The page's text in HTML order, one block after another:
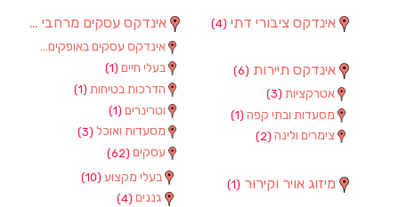
אינדקס עסקים מרחבי (97)
אינדקס עסקים באופקים (8)
בעלי חיים (1)
הדרכות בטיחות (1)
וטרינרים (1)
מסעדות ואוכל (3)
עסקים (62)
בעלי מקצוע (10)
גננים (4)
אינדקס ציבורי דתי (4)
אינדקס תיירות (6)
אטרקציות (3)
מסעדות ובתי קפה (1)
צימרים ולינה (2)
מיזוג אויר וקירור (1)